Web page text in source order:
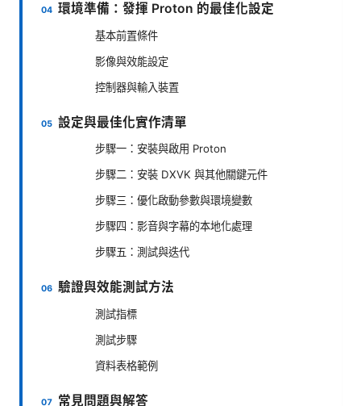
環境準備：發揮 Proton 的最佳化設定
基本前置條件
影像與效能設定
控制器與輸入裝置
設定與最佳化實作清單
步驟一：安裝與啟用 Proton
步驟二：安裝 DXVK 與其他關鍵元件
步驟三：優化啟動參數與環境變數
步驟四：影音與字幕的本地化處理
步驟五：測試與迭代
驗證與效能測試方法
測試指標
測試步驟
資料表格範例
常見問題與解答